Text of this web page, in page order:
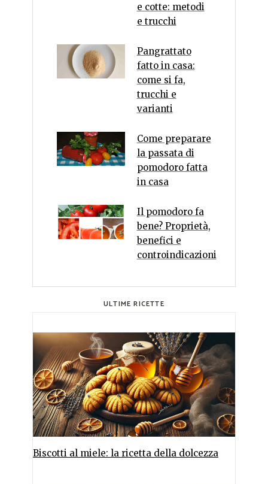
e cotte: metodi
e trucchi
Pangrattato
fatto in casa:
come si fa,
trucchi e
varianti
Come preparare
la passata di
pomodoro fatta
in casa
Il pomodoro fa
bene? Proprietà,
benefici e
controindicazioni
ULTIME RICETTE
Biscotti al miele: la ricetta della dolcezza